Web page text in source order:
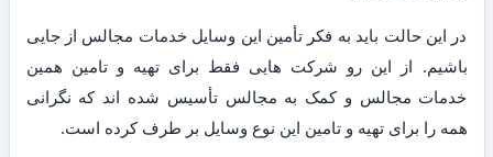
در این حالت باید به فکر تأمین این وسایل خدمات مجالس از جایی
باشیم. از این رو شرکت هایی فقط برای تهیه و تامین همین
خدمات مجالس و کمک به مجالس تأسیس شده اند که نگرانی
همه را برای تهیه و تامین این نوع وسایل بر طرف کرده است.